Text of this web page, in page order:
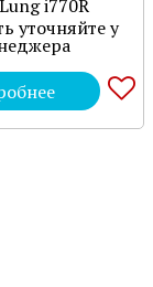
i770R
уточняйте у